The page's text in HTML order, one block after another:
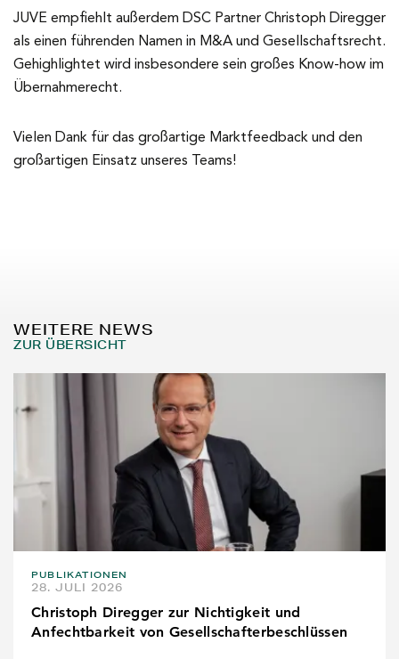
JUVE empfiehlt außerdem DSC Partner Christoph Diregger
als einen führenden Namen in M&A und Gesellschaftsrecht.
Gehighlightet wird insbesondere sein großes Know-how im
Übernahmerecht.
Vielen Dank für das großartige Marktfeedback und den
großartigen Einsatz unseres Teams!
WEITERE NEWS
ZUR ÜBERSICHT
PUBLIKATIONEN
28. JULI 2026
Christoph Diregger zur Nichtigkeit und
Anfechtbarkeit von Gesellschafterbeschlüssen